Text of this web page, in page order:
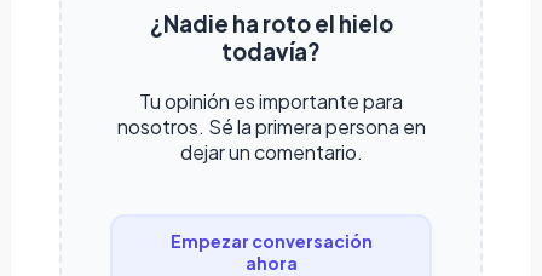
¿Nadie ha roto el hielo
todavía?
Tu opinión es importante para
nosotros. Sé la primera persona en
dejar un comentario.
Empezar conversación
ahora